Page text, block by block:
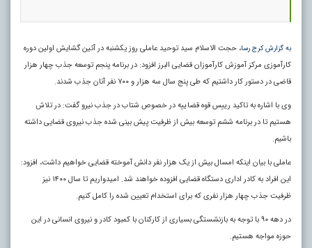
به گزارش کرج رسا، حجت الاسلام سید توحید عاملی روز یکشنبه در آئین گشایش اولین دوره
کارآموزی مرکز آموزش کارآموزان قضایی البرز افزود: در برنامه پنجم توسعه جذب چهار هزار
قاضی در دستور کار داشتیم که طی پنج سال سه هزار و ۷۰۰ نفر آنان جذب شدند.
وی با اشاره به تاکید رییس قوه قضاییه در خصوص شتاب در جذب نیرو گفت: در تلاش
هستیم تا در برنامه ششم توسعه بیش از ظرفیت پیش بینی شده جذب نیروی قضایی داشته
باشیم.
عاملی با بیان اینکه امسال بیش از یک هزار نفر دانش آموخته قضایی خواهیم داشت، افزود:
این افراد به کادر اداری دستگاه قضایی افزوده خواهند شد. امیدواریم تا سال ۱۴۰۰ نیز
ظرفیت جذب چهار هزار نفری که برای استخدام تعیین شده را کامل کنیم.
در دهه ۹۰ با توجه به بازنشستگی بسیاری از کارکنان با کمبود کادر و نیروی انسانی در این
حوزه مواجه هستیم.